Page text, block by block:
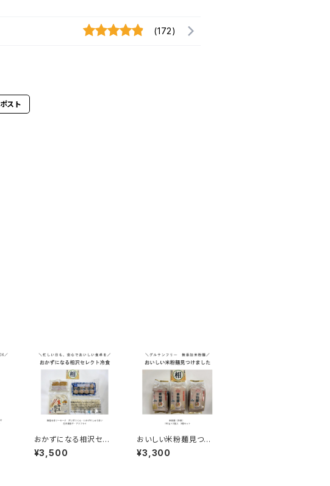
(172)
ポスト
おかずになる相沢セレ
クト冷食
¥3,500
おいしい米粉麺見つけ
ました
¥3,300